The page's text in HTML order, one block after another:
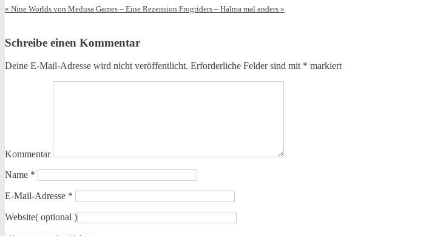
« Nine Worlds von Medusa Games – Eine Rezension Frogriders – Halma mal anders »
Schreibe einen Kommentar
Deine E-Mail-Adresse wird nicht veröffentlicht. Erforderliche Felder sind mit * markiert
Kommentar
Name *
E-Mail-Adresse *
Website( optional )